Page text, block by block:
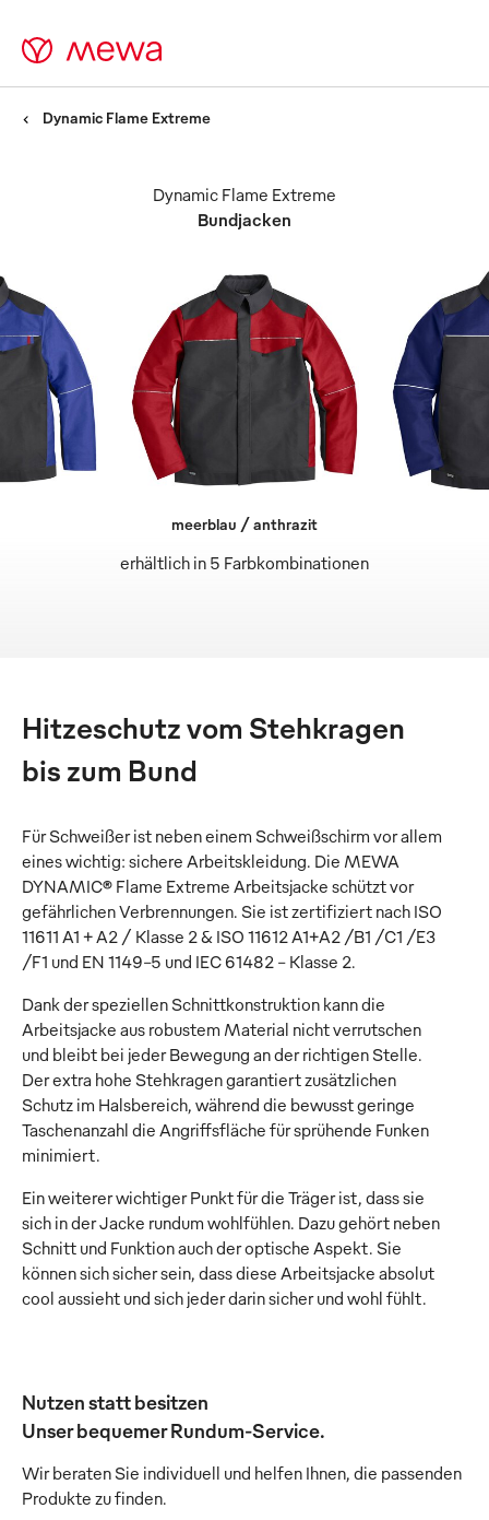
Dynamic Flame Extreme
Bundjacken
Dynamic Flame Extreme
erhältlich in 5 Farbkombinationen
meerblau / anthrazit
Hitzeschutz vom Stehkragen
bis zum Bund
Für Schweißer ist neben einem Schweißschirm vor allem
eines wichtig: sichere Arbeitskleidung. Die MEWA
DYNAMIC® Flame Extreme Arbeitsjacke schützt vor
gefährlichen Verbrennungen. Sie ist zertifiziert nach ISO
11611 A1 + A2 / Klasse 2 & ISO 11612 A1+A2 /B1 /C1 /E3
/F1 und EN 1149-5 und IEC 61482 – Klasse 2.
Dank der speziellen Schnittkonstruktion kann die
Arbeitsjacke aus robustem Material nicht verrutschen
und bleibt bei jeder Bewegung an der richtigen Stelle.
Der extra hohe Stehkragen garantiert zusätzlichen
Schutz im Halsbereich, während die bewusst geringe
Taschenanzahl die Angriffsfläche für sprühende Funken
minimiert.
Ein weiterer wichtiger Punkt für die Träger ist, dass sie
sich in der Jacke rundum wohlfühlen. Dazu gehört neben
Schnitt und Funktion auch der optische Aspekt. Sie
können sich sicher sein, dass diese Arbeitsjacke absolut
cool aussieht und sich jeder darin sicher und wohl fühlt.
Nutzen statt besitzen
Unser bequemer Rundum-Service.
Wir beraten Sie individuell und helfen Ihnen, die passenden
Produkte zu finden.